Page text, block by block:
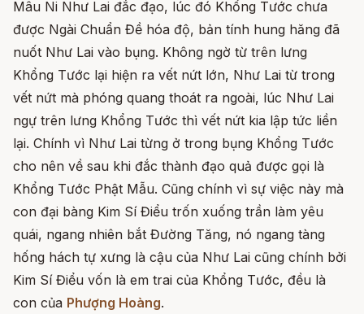
Mâu Ni Như Lai đắc đạo, lúc đó Khổng Tước chưa
được Ngài Chuẩn Đề hóa độ, bản tính hung hăng đã
nuốt Như Lai vào bụng. Không ngờ từ trên lưng
Khổng Tước lại hiện ra vết nứt lớn, Như Lai từ trong
vết nứt mà phóng quang thoát ra ngoài, lúc Như Lai
ngự trên lưng Khổng Tước thì vết nứt kia lập tức liền
lại. Chính vì Như Lai từng ở trong bụng Khổng Tước
cho nên về sau khi đắc thành đạo quả được gọi là
Khổng Tước Phật Mẫu. Cũng chính vì sự việc này mà
con đại bàng Kim Sí Điểu trốn xuống trần làm yêu
quái, ngang nhiên bắt Đường Tăng, nó ngang tàng
hống hách tự xưng là cậu của Như Lai cũng chính bởi
Kim Sí Điểu vốn là em trai của Khổng Tước, đều là
con của Phượng Hoàng.